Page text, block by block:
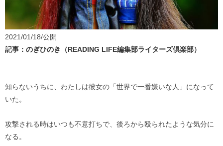
2021/01/18/公開
記事：のぎひのき（READING LIFE編集部ライターズ倶楽部）
知らないうちに、わたしは彼女の「世界で一番嫌いな人」になって
いた。
攻撃される時はいつも不意打ちで、後ろから殴られたような気分に
なる。